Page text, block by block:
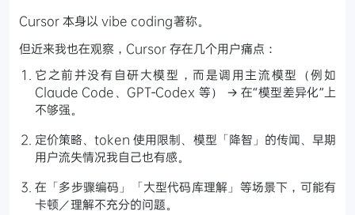
Cursor 本身以 vibe coding著称。
但近来我也在观察，Cursor 存在几个用户痛点：
它之前并没有自研大模型，而是调用主流模型（例如
Claude Code、GPT‑Codex 等） → 在“模型差异化”上
不够强。
定价策略、token 使用限制、模型「降智」的传闻、早期
用户流失情况我自己也有感。
在「多步骤编码」「大型代码库理解」等场景下，可能有
卡顿／理解不充分的问题。